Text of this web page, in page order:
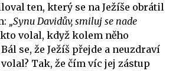
ten, který se na Ježíše obrátil
„Synu Davidův, smiluj se nade
volal, když kolem něho
se, že Ježíš přejde a neuzdraví
Tak, že čím víc jej zástup